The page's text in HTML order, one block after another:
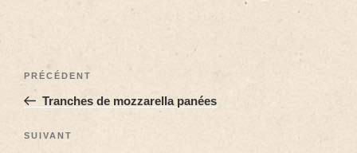
PRÉCÉDENT
Tranches de mozzarella panées
SUIVANT